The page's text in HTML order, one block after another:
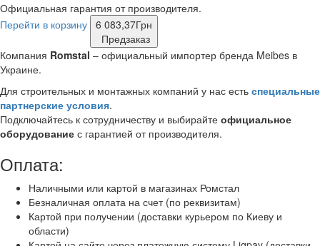
Официальная гарантия от производителя.
Перейти в корзину 6 083,37Грн
Предзаказ
Компания Romstal – официальный импортер бренда Meibes в
Украине.
Для строительных и монтажных компаний у нас есть специальные
партнерские условия.
Подключайтесь к сотрудничеству и выбирайте официальное
оборудование с гарантией от производителя.
Оплата:
Наличными или картой в магазинах Ромстал
Безналичная оплата на счет (по реквизитам)
Картой при получении (доставки курьером по Киеву и
области)